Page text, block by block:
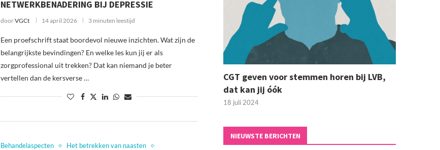
NETWERKBENADERING BIJ DEPRESSIE
doorVGCt 14 april 2026 3 minuten leestijd
Een proefschrift staat boordevol nieuwe inzichten. Wat zijn de
belangrijkste bevindingen? En welke les kun jij er als
zorgprofessional uit trekken? Dat kan niemand je beter
vertellen dan de kersverse …
Behandelaspecten
Het betrekken van naasten
CGT geven voor stemmen horen bij LVB,
dat kan jij óók
18 juli 2024
NIEUWSTE BERICHTEN